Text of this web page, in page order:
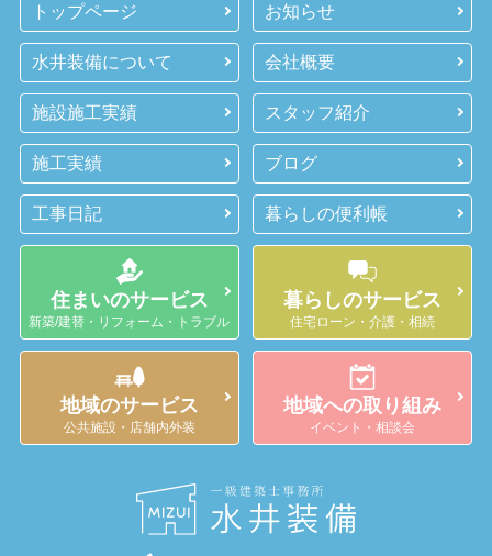
トップページ お知らせ
水井装備について 会社概要
施設施工実績 スタッフ紹介
施工実績 ブログ
工事日記 暮らしの便利帳
住まいのサービス
新築/建替・リフォーム・トラブル
暮らしのサービス
住宅ローン・介護・相続
地域のサービス
公共施設・店舗内外装
地域への取り組み
イベント・相談会